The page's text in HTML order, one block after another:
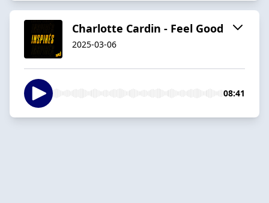
Charlotte Cardin - Feel Good
2025-03-06
08:41